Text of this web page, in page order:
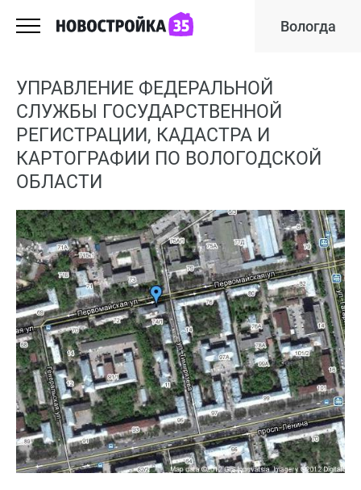
Вологда
УПРАВЛЕНИЕ ФЕДЕРАЛЬНОЙ
СЛУЖБЫ ГОСУДАРСТВЕННОЙ
РЕГИСТРАЦИИ, КАДАСТРА И
КАРТОГРАФИИ ПО ВОЛОГОДСКОЙ
ОБЛАСТИ